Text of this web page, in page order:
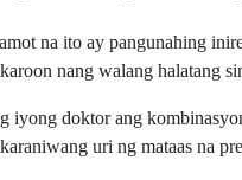
na ito ay pangunahing
nang walang halatang
iyong doktor ang
uri ng mataas na